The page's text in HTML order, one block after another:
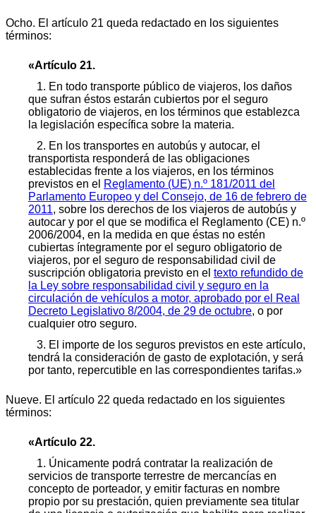
Ocho. El artículo 21 queda redactado en los siguientes
términos:
«Artículo 21.
1. En todo transporte público de viajeros, los daños
que sufran éstos estarán cubiertos por el seguro
obligatorio de viajeros, en los términos que establezca
la legislación específica sobre la materia.
2. En los transportes en autobús y autocar, el
transportista responderá de las obligaciones
establecidas frente a los viajeros, en los términos
previstos en el Reglamento (UE) n.º 181/2011 del
Parlamento Europeo y del Consejo, de 16 de febrero de
2011, sobre los derechos de los viajeros de autobús y
autocar y por el que se modifica el Reglamento (CE) n.º
2006/2004, en la medida en que éstas no estén
cubiertas íntegramente por el seguro obligatorio de
viajeros, por el seguro de responsabilidad civil de
suscripción obligatoria previsto en el texto refundido de
la Ley sobre responsabilidad civil y seguro en la
circulación de vehículos a motor, aprobado por el Real
Decreto Legislativo 8/2004, de 29 de octubre, o por
cualquier otro seguro.
3. El importe de los seguros previstos en este artículo,
tendrá la consideración de gasto de explotación, y será
por tanto, repercutible en las correspondientes tarifas.»
Nueve. El artículo 22 queda redactado en los siguientes
términos:
«Artículo 22.
1. Únicamente podrá contratar la realización de
servicios de transporte terrestre de mercancías en
concepto de porteador, y emitir facturas en nombre
propio por su prestación, quien previamente sea titular